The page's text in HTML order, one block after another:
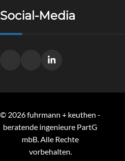
Social-Media
© 2026 fuhrmann + keuthen -
beratende ingenieure PartG
mbB. Alle Rechte
vorbehalten.